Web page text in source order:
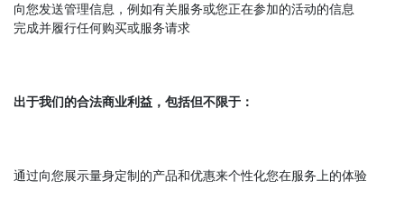
向您发送管理信息，例如有关服务或您正在参加的活动的信息
完成并履行任何购买或服务请求
出于我们的合法商业利益，包括但不限于：
通过向您展示量身定制的产品和优惠来个性化您在服务上的体验